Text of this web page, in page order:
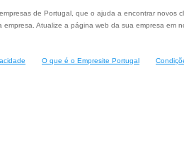
de Portugal, que o ajuda a encontrar novos
Atualize a página web da sua empresa em
O que é o Empresite Portugal